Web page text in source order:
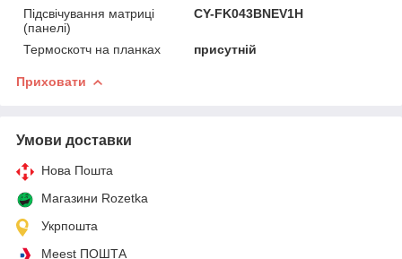
Підсвічування матриці
(панелі)
CY-FK043BNEV1H
Термоскотч на планках присутній
Приховати
Умови доставки
Нова Пошта
Магазини Rozetka
Укрпошта
Meest ПОШТА